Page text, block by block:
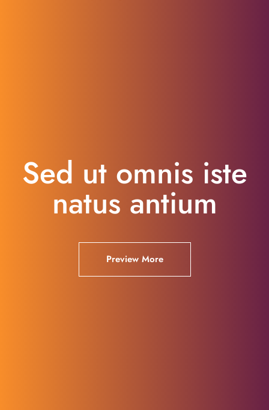
Sed ut omnis iste
natus antium
Preview More